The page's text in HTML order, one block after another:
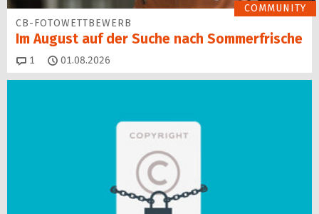
COMMUNITY
CB-FOTOWETTBEWERB
Im August auf der Suche nach Sommerfrische
1 Kommentare
01.08.2026